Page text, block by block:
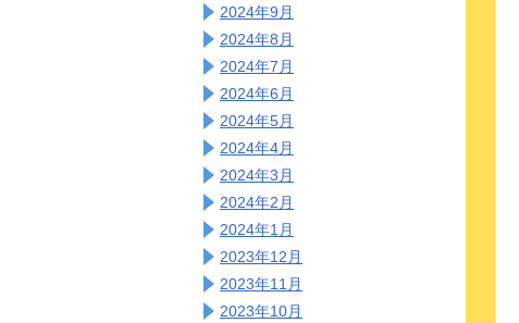
2024年9月
2024年8月
2024年7月
2024年6月
2024年5月
2024年4月
2024年3月
2024年2月
2024年1月
2023年12月
2023年11月
2023年10月